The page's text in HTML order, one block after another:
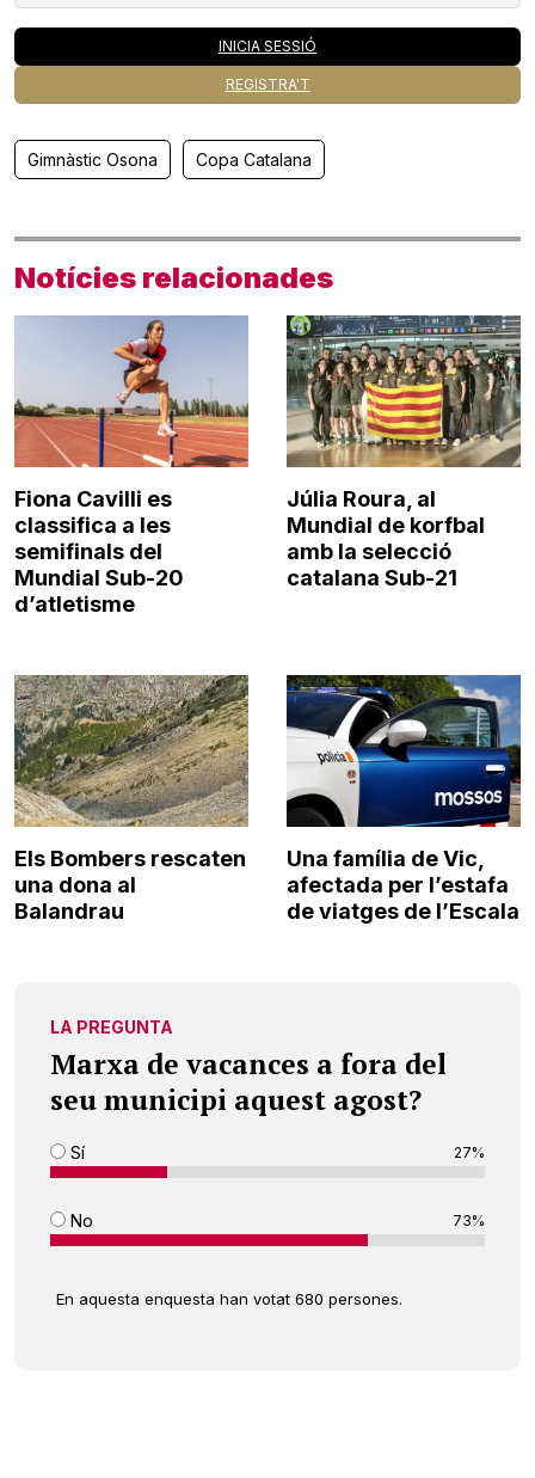
INICIA SESSIÓ
REGISTRA'T
Gimnàstic Osona Copa Catalana
Notícies relacionades
Fiona Cavilli es
classifica a les
semifinals del
Mundial Sub-20
d’atletisme
Júlia Roura, al
Mundial de korfbal
amb la selecció
catalana Sub-21
Els Bombers rescaten
una dona al
Balandrau
Una família de Vic,
afectada per l’estafa
de viatges de l’Escala
LA PREGUNTA
Marxa de vacances a fora del
seu municipi aquest agost?
Sí 27%
No 73%
En aquesta enquesta han votat 680 persones.